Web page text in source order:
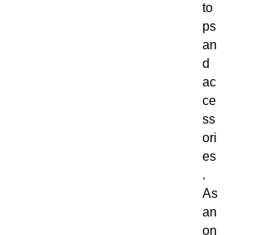
to
ps
an
d
ac
ce
ss
ori
es
.
As
an
on